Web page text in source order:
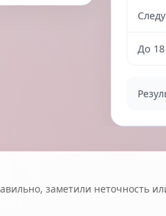
До
заметили неточность